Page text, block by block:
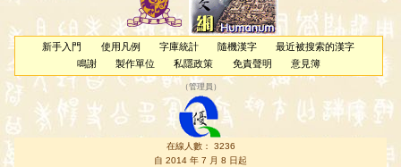
新手入門 使用凡例 字庫統計 隨機漢字
最近被搜索的漢字
鳴謝
製作單位 私隱政策 免責聲明 意見簿
（管理員 ）
在線人數： 3236
自 2014 年 7 月 8 日起